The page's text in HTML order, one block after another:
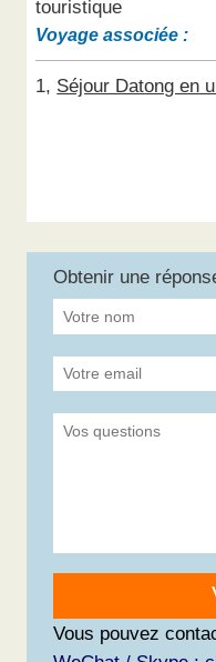
touristique
Voyage associée :
1, Séjour Datong en
Obtenir une
Vous pouvez